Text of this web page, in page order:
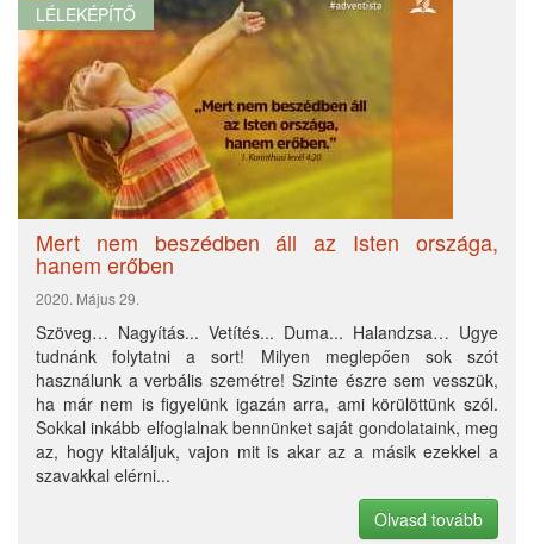
LÉLEKÉPÍTŐ
Mert nem beszédben áll az Isten országa,
hanem erőben
2020. Május 29.
Szöveg… Nagyítás... Vetítés... Duma... Halandzsa… Ugye
tudnánk folytatni a sort! Milyen meglepően sok szót
használunk a verbális szemétre! Szinte észre sem vesszük,
ha már nem is figyelünk igazán arra, ami körülöttünk szól.
Sokkal inkább elfoglalnak bennünket saját gondolataink, meg
az, hogy kitaláljuk, vajon mit is akar az a másik ezekkel a
szavakkal elérni...
Olvasd tovább